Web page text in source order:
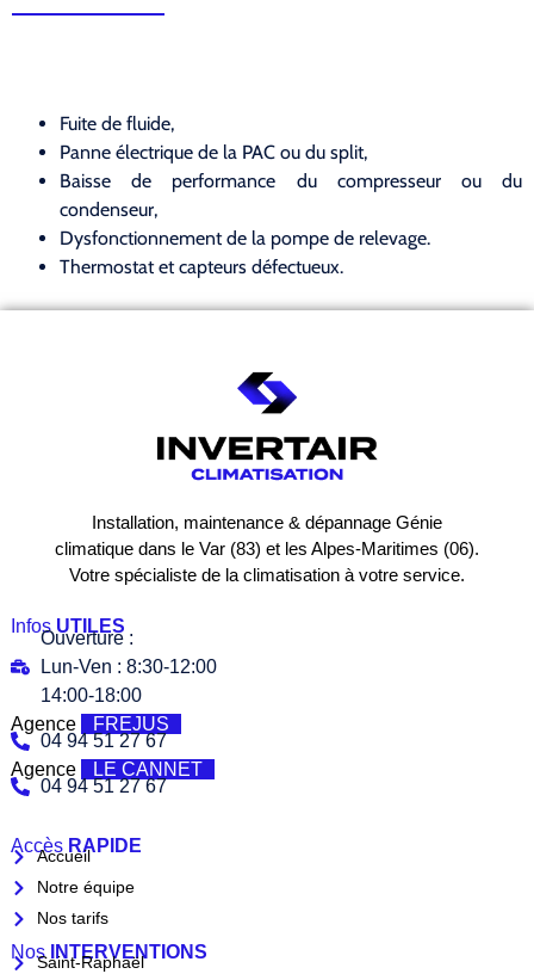
Fuite de fluide,
Panne électrique de la PAC ou du split,
Baisse de performance du compresseur ou du
condenseur,
Dysfonctionnement de la pompe de relevage.
Thermostat et capteurs défectueux.
Installation, maintenance & dépannage Génie
climatique dans le Var (83) et les Alpes-Maritimes (06).
Votre spécialiste de la climatisation à votre service.
Infos UTILES
Ouverture :
Lun-Ven : 8:30-12:00
14:00-18:00
Agence
FREJUS
04 94 51 27 67
Agence
LE CANNET
04 94 51 27 67
Accès RAPIDE
Accueil
Notre équipe
Nos tarifs
Nos INTERVENTIONS
Saint-Raphaël